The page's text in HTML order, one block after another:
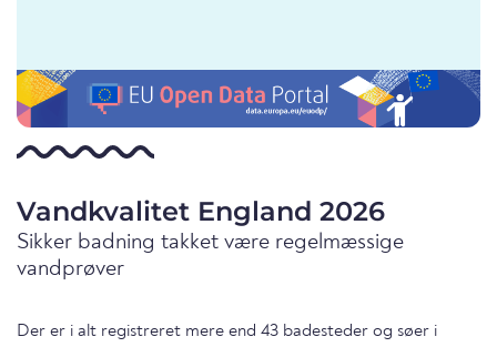
Vandkvalitet England 2026
Sikker badning takket være regelmæssige
vandprøver
Der er i alt registreret mere end 43 badesteder og søer i